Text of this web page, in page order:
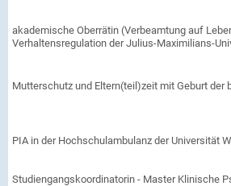
akademische Oberrätin (Verbeamtung auf
Verhaltensregulation der Julius-Maximilians-
Mutterschutz und Eltern(teil)zeit mit Geburt der
PIA in der Hochschulambulanz der Universität
Studiengangskoordinatorin - Master Klinische